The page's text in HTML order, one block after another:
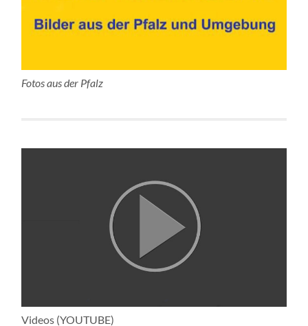
Fotos aus der Pfalz
Videos (YOUTUBE)